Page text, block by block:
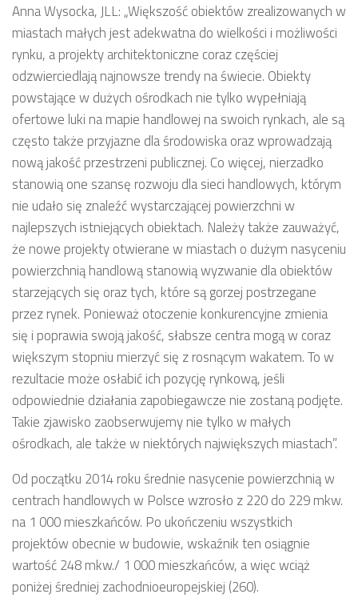
Anna Wysocka, JLL: „Większość obiektów zrealizowanych w
miastach małych jest adekwatna do wielkości i możliwości
rynku, a projekty architektoniczne coraz częściej
odzwierciedlają najnowsze trendy na świecie. Obiekty
powstające w dużych ośrodkach nie tylko wypełniają
ofertowe luki na mapie handlowej na swoich rynkach, ale są
często także przyjazne dla środowiska oraz wprowadzają
nową jakość przestrzeni publicznej. Co więcej, nierzadko
stanowią one szansę rozwoju dla sieci handlowych, którym
nie udało się znaleźć wystarczającej powierzchni w
najlepszych istniejących obiektach. Należy także zauważyć,
że nowe projekty otwierane w miastach o dużym nasyceniu
powierzchnią handlową stanowią wyzwanie dla obiektów
starzejących się oraz tych, które są gorzej postrzegane
przez rynek. Ponieważ otoczenie konkurencyjne zmienia
się i poprawia swoją jakość, słabsze centra mogą w coraz
większym stopniu mierzyć się z rosnącym wakatem. To w
rezultacie może osłabić ich pozycję rynkową, jeśli
odpowiednie działania zapobiegawcze nie zostaną podjęte.
Takie zjawisko zaobserwujemy nie tylko w małych
ośrodkach, ale także w niektórych największych miastach”.
Od początku 2014 roku średnie nasycenie powierzchnią w
centrach handlowych w Polsce wzrosło z 220 do 229 mkw.
na 1 000 mieszkańców. Po ukończeniu wszystkich
projektów obecnie w budowie, wskaźnik ten osiągnie
wartość 248 mkw./ 1 000 mieszkańców, a więc wciąż
poniżej średniej zachodnioeuropejskiej (260).